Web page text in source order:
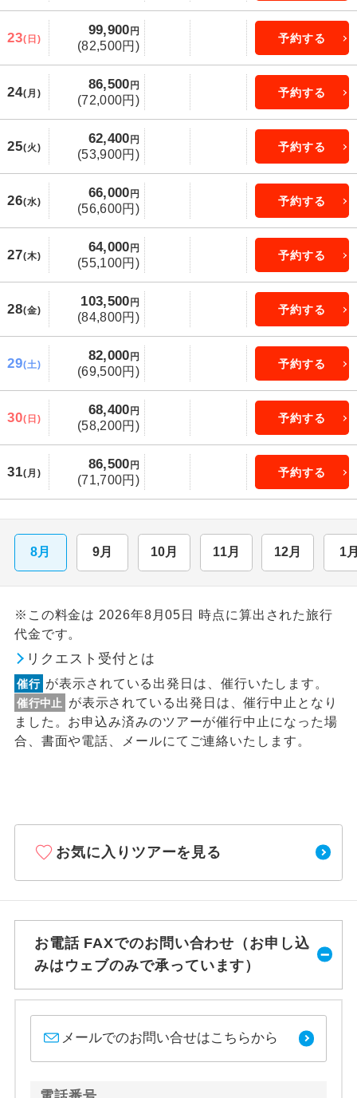
23(日)
99,900 円
(82,500円)
予約する
24(月)
86,500 円
(72,000円)
予約する
25(火)
62,400 円
(53,900円)
予約する
26(水)
66,000 円
(56,600円)
予約する
27(木)
64,000 円
(55,100円)
予約する
28(金)
103,500 円
(84,800円)
予約する
29(土)
82,000 円
(69,500円)
予約する
30(日)
68,400 円
(58,200円)
予約する
31(月)
86,500 円
(71,700円)
予約する
8月 9月 10月 11月 12月 1
※この料金は 2026年8月05日 時点に算出された旅行
代金です。
リクエスト受付とは
催行 が表示されている出発日は、催行いたします。
催行中止
が表示されている出発日は、催行中止となり
ました。お申込み済みのツアーが催行中止になった場
合、書面や電話、メールにてご連絡いたします。
お気に入りツアーを見る
お電話 FAXでのお問い合わせ（お申し込
みはウェブのみで承っています）
メールでのお問い合せはこちらから